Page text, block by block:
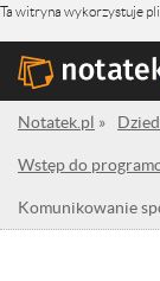
Ta witryna wykorzystuje
Notatek.pl »
Wstęp do
Komunikowanie